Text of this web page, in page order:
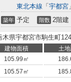
東北本線 「 宇都宮
築年 予定 階数 2階建
木県宇都宮市駒生町
建物面積 土
105.99㎡
105.57㎡